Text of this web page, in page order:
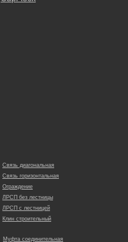
Муфта соединительная
Связь диагональная
Связь горизонтальная
Ограждение
ЛРСП без лестницы
ЛРСП с лестницей
Клин строительный